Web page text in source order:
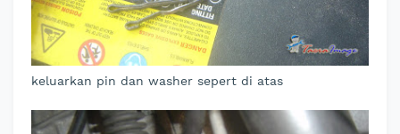
keluarkan pin dan washer sepert di atas